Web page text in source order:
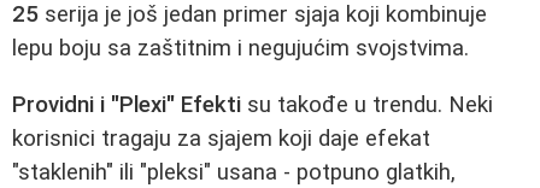
25 serija je još jedan primer sjaja koji kombinuje
lepu boju sa zaštitnim i negujućim svojstvima.
Providni i "Plexi" Efekti su takođe u trendu. Neki
korisnici tragaju za sjajem koji daje efekat
"staklenih" ili "pleksi" usana - potpuno glatkih,